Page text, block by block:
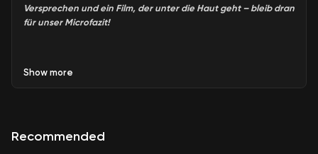
Versprechen und ein Film, der unter die Haut geht – bleib dran
für unser Microfazit!
InDER LEHRER, DER UNS DAS MEER VERSPRACH
gewinnt und ihnen ein besonderes Versprechen gibt: Er will
Show more
Recommended